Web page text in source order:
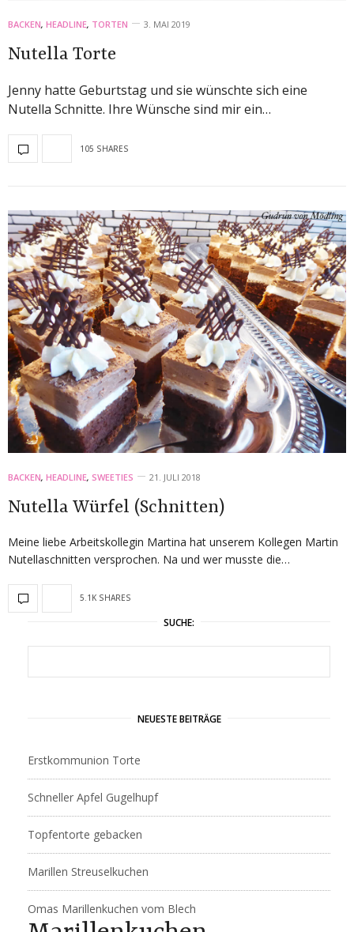
BACKEN, HEADLINE, TORTEN 3. MAI 2019
Nutella Torte
Jenny hatte Geburtstag und sie wünschte sich eine
Nutella Schnitte. Ihre Wünsche sind mir ein…
105 SHARES
BACKEN, HEADLINE, SWEETIES 21. JULI 2018
Nutella Würfel (Schnitten)
Meine liebe Arbeitskollegin Martina hat unserem Kollegen Martin
Nutellaschnitten versprochen. Na und wer musste die…
5.1K SHARES
SUCHE:
NEUESTE BEITRÄGE
Erstkommunion Torte
Schneller Apfel Gugelhupf
Topfentorte gebacken
Marillen Streuselkuchen
Omas Marillenkuchen vom Blech